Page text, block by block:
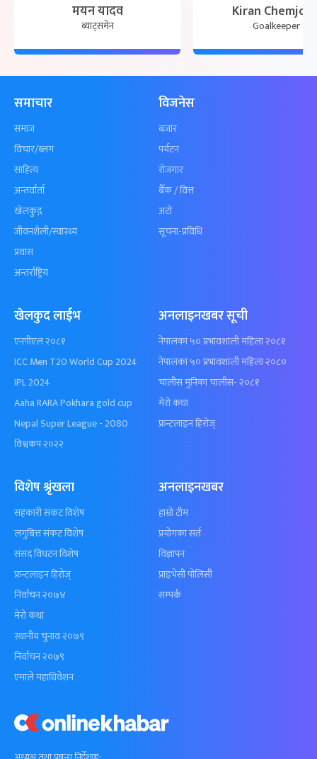
मयन यादव
ब्याट्समेन
Kiran
Goalkeeper
समाचार
समाज
विचार/ब्लग
साहित्य
अन्तर्वार्ता
खेलकुद़़
जीवनशैली/स्वास्थ्य
प्रवास
अन्तर्राष्ट्रिय
विजनेस
बजार
पर्यटन
रोजगार
बैँक / वित्त
अटो
सूचना-प्रविधि
खेलकुद लाईभ
एनपीएल २०८१
ICC Men T20 World Cup 2024
IPL 2024
Aaha RARA Pokhara gold cup
Nepal Super League - 2080
विश्वकप २०२२
अनलाइनखबर सूची
नेपालका ५० प्रभावशाली महिला २०८१
नेपालका ५० प्रभावशाली महिला २०८०
चालीस मुनिका चालीस- २०८१
मेरो कथा
फ्रन्टलाइन हिरोज्
विशेष श्रृंखला
सहकारी संकट विशेष
लगुबित्त संकट विशेष
संसद विघटन विशेष
फ्रन्टलाइन हिरोज्
निर्वाचन २०७४
मेरो कथा
स्थानीय चुनाव २०७९
निर्वाचन २०७९
एमाले महाधिवेशन
अनलाइनखबर
हाम्रो टीम
प्रयोगका सर्त
विज्ञापन
प्राइभेसी पोलिसी
सम्पर्क